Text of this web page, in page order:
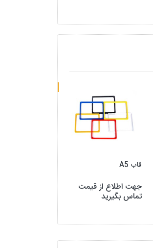
قاب A5
جهت اطلاع از قیمت
تماس بگیرید